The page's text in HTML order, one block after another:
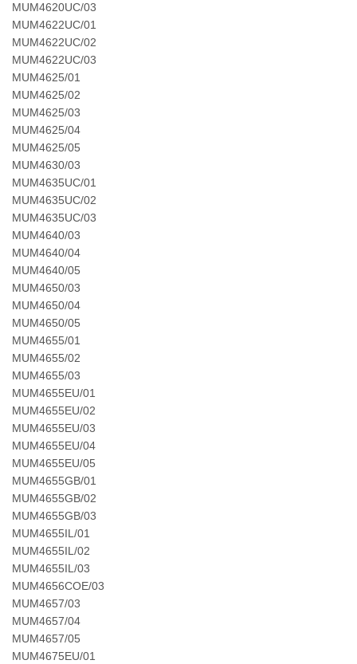
MUM4620UC/03
MUM4622UC/01
MUM4622UC/02
MUM4622UC/03
MUM4625/01
MUM4625/02
MUM4625/03
MUM4625/04
MUM4625/05
MUM4630/03
MUM4635UC/01
MUM4635UC/02
MUM4635UC/03
MUM4640/03
MUM4640/04
MUM4640/05
MUM4650/03
MUM4650/04
MUM4650/05
MUM4655/01
MUM4655/02
MUM4655/03
MUM4655EU/01
MUM4655EU/02
MUM4655EU/03
MUM4655EU/04
MUM4655EU/05
MUM4655GB/01
MUM4655GB/02
MUM4655GB/03
MUM4655IL/01
MUM4655IL/02
MUM4655IL/03
MUM4656COE/03
MUM4657/03
MUM4657/04
MUM4657/05
MUM4675EU/01